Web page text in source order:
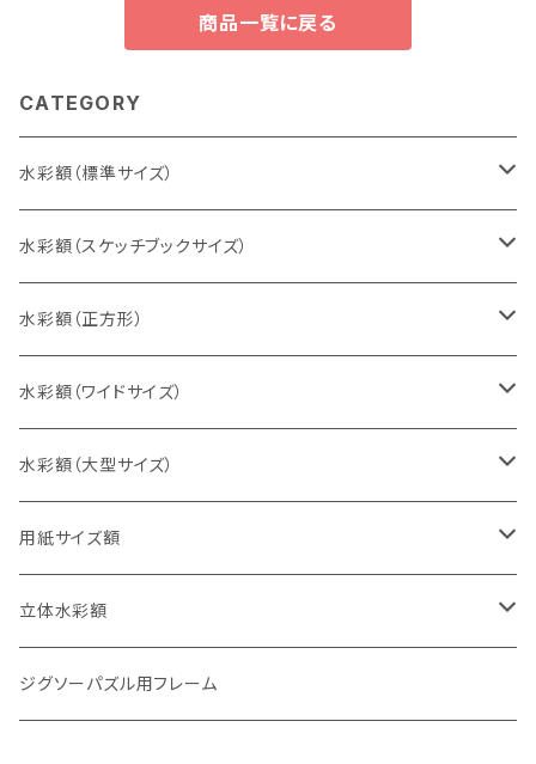
商品一覧に戻る
CATEGORY
水彩額（標準サイズ）
インチ判（203×254ミリ）
八切判（242×303ミリ）
太子判（288×379ミリ）
四切判（348×424ミリ）
大衣判（394×509ミリ）
半切判（424×545ミリ）
三三判（455×606ミリ）
水彩額（スケッチブックサイズ）
スケッチ4Ｆ（352×443ミリ）
スケッチ6Ｆ（458×550ミリ）
スケッチ8Ｆ（520×595ミリ）
スケッチ10Ｆ（595×670ミリ）
水彩額（正方形）
10cm正方形（100×100ミリ）
15cm正方形（150×150ミリ）
20cm正方形（200×200ミリ）
25cm正方形（250×250ミリ）
30cm正方形（300×300ミリ）
水彩額（ワイドサイズ）
15×30cm
20×40cm
25×50cm
30×60cm
水彩額（大型サイズ）
大判（660×850ミリ）
MO判（693×893ミリ）
特全判（780×1050ミリ）
用紙サイズ額
B5判（182×257ミリ）
A4判（210×297ミリ）
立体水彩額
インチ判（203×254ミリ）
ジグソーパズル用フレーム